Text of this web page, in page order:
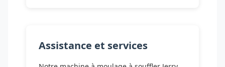
Assistance et services